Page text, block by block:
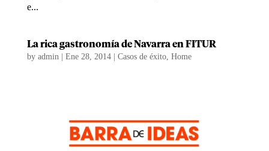
e...
La rica gastronomía de Navarra en FITUR
by admin| Ene 28, 2014| Casos de éxito, Home